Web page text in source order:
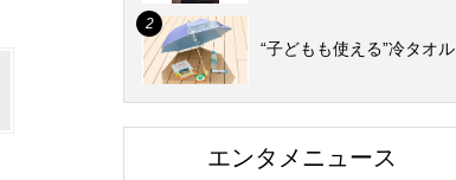
“子どもも使える”冷タオル
エンタメニュース